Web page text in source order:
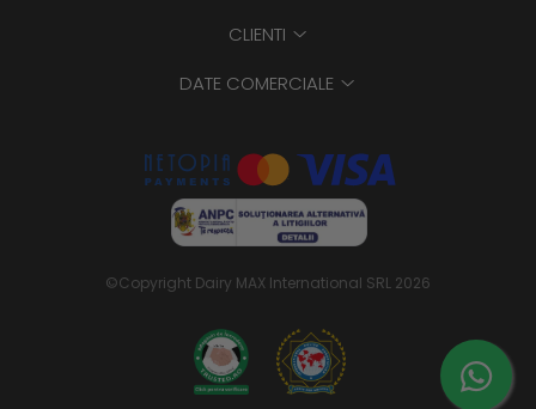
CLIENTI
DATE COMERCIALE
©Copyright Dairy MAX International SRL 2026